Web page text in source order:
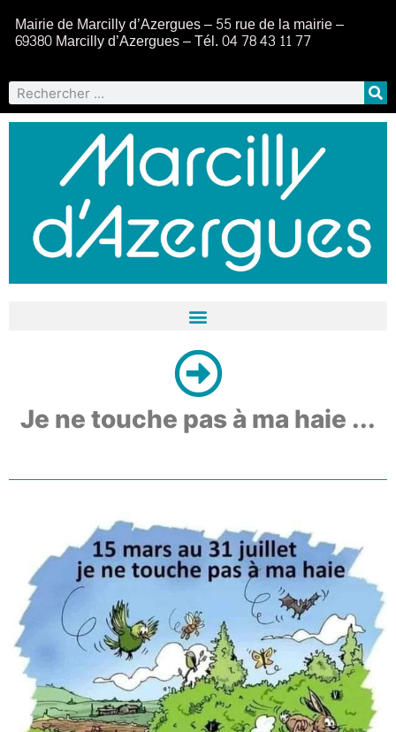
Mairie de Marcilly d’Azergues – 55 rue de la mairie –
69380 Marcilly d’Azergues – Tél. 04 78 43 11 77
Je ne touche pas à ma haie ...